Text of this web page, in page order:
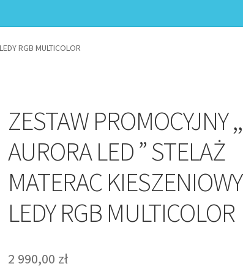
RGB MULTICOLOR
ZESTAW PROMOCYJNY ,,
AURORA LED ” STELAŻ
MATERAC KIESZENIOWY
LEDY RGB MULTICOLOR
2 990,00 zł